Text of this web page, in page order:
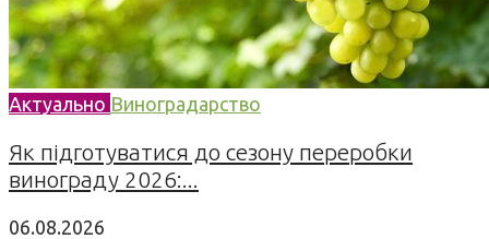
Актуально Виноградарство
Як підготуватися до сезону переробки
винограду 2026:...
06.08.2026